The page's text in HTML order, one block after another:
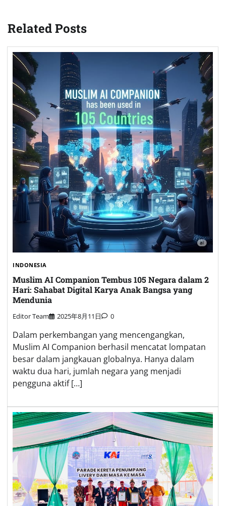
Related Posts
INDONESIA
Muslim AI Companion Tembus 105 Negara dalam 2
Hari: Sahabat Digital Karya Anak Bangsa yang
Mendunia
Editor Team 2025年8月11日 0
Dalam perkembangan yang mencengangkan,
Muslim AI Companion berhasil mencatat lompatan
besar dalam jangkauan globalnya. Hanya dalam
waktu dua hari, jumlah negara yang menjadi
pengguna aktif […]